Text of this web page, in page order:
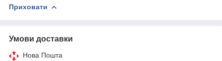
Приховати
Умови доставки
Нова Пошта